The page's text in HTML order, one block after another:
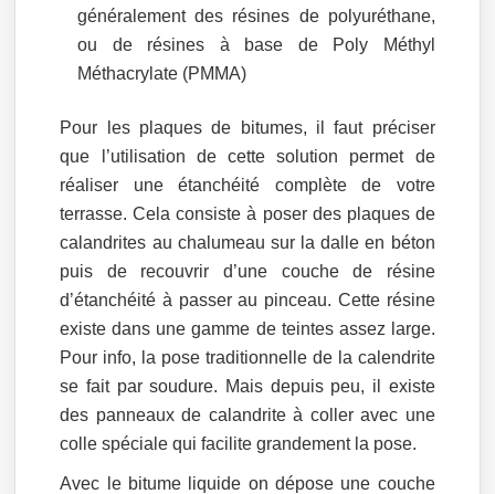
généralement des résines de polyuréthane,
ou de résines à base de Poly Méthyl
Méthacrylate (PMMA)
Pour les plaques de bitumes, il faut préciser
que l’utilisation de cette solution permet de
réaliser une étanchéité complète de votre
terrasse. Cela consiste à poser des plaques de
calandrites au chalumeau sur la dalle en béton
puis de recouvrir d’une couche de résine
d’étanchéité à passer au pinceau. Cette résine
existe dans une gamme de teintes assez large.
Pour info, la pose traditionnelle de la calendrite
se fait par soudure. Mais depuis peu, il existe
des panneaux de calandrite à coller avec une
colle spéciale qui facilite grandement la pose.
Avec le bitume liquide on dépose une couche